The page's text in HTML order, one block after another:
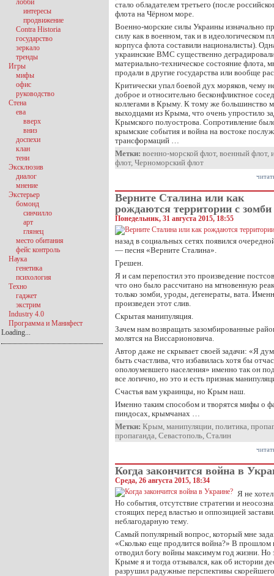
стало обладателем третьего (после
флота на Чёрном море.
Военно-морские силы Украины изначально
силу как в военном, так и в идеологическом
корпуса флота составили националисты).
украинские ВМС существенно
материально-техническое состояние флота,
продали в другие государства или вообще
Критически упал боевой дух моряков, чему
доброе и относительно бесконфликтное
коллегами в Крыму. К тому же большинство
выходцами из Крыма, что очень упростило
Крымского полуострова. Сопротивление
крымские события и война на востоке
трансформаций …
Метки: военно-морской флот, военный флот,
флот, Черноморский флот
Верните Сталина или как
рождаются территории с зомби
Понедельник, 31 августа 2015, 18:55
назад в социальных сетях появился
— песня «Верните Сталина».
Грешен.
Я и сам перепостил это произведение
что оно было рассчитано на мгновенную
только зомби, уроды, дегенераты, вата.
произведен этот слив.
Скрытая манипуляция.
Зачем нам возвращать зазомбированные
молятся на Виссарионовича.
Автор даже не скрывает своей задачи: «Я
быть счастлива, что избавилась хотя бы
ополоумевшего населения» именно так он
все логично, но это и есть признак
Счастья вам украинцы, но Крым наш.
Именно таким способом и творятся мифы о
пиндосах, крымчанах …
Метки: Крым, манипуляции, политика,
пропаганда, Севастополь, Сталин
Когда закончится война в
Среда, 26 августа 2015, 18:34
Я не
Но события, отсутствие стратегии и
стоящих перед властью и оппозицией
неблагодарную тему.
Самый популярный вопрос, который мне
«Сколько еще продлится война?» В прошлом
отводил богу войны максимум год жизни. Но
Крыме я и тогда отзывался, как об истории
разрушил радужные перспективы
лобби
интересы
продвижение
Contra Historia
государство
зеркало
тренды
Игры
мифы
офис
руководство
Стена
ева
вверх
вниз
доспехи
клан
тени
Эксклюзив
диалог
мнение
Экстерьер
бомонд
синчилло
арт
глянец
место обитания
фейс контроль
Наука
генетика
психология
Техно
гаджет
экстрим
Industry 4.0
Программа и Манифест
Loading...